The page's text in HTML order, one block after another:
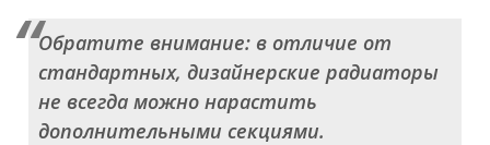
Обратите внимание: в отличие от
стандартных, дизайнерские радиаторы
не всегда можно нарастить
дополнительными секциями.